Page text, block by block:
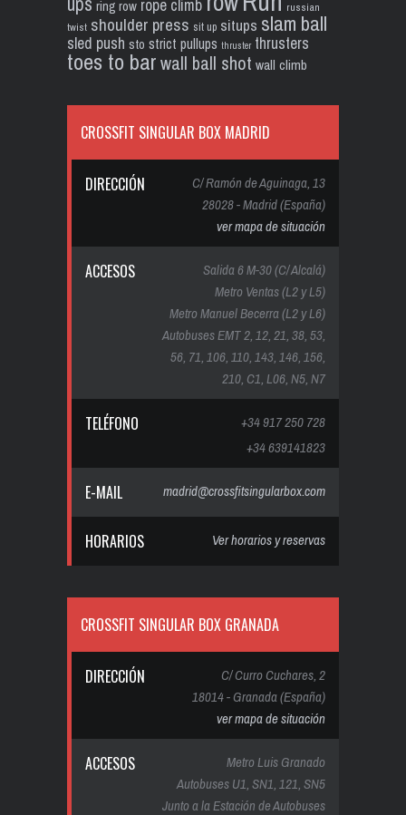
ring row rope climb
russian
twist shoulder press sit up situps slam ball
sled push sto strict pullups thruster thrusters
toes to barwall ball shot wall climb
CROSSFIT SINGULAR BOX MADRID
DIRECCIÓN
C/ Ramón de Aguinaga, 13
28028 - Madrid (España)
ver mapa de situación
ACCESOS
Salida 6 M-30 (C/ Alcalá)
Metro Ventas (L2 y L5)
Metro Manuel Becerra (L2 y L6)
Autobuses EMT 2, 12, 21, 38, 53,
56, 71, 106, 110, 143, 146, 156,
210, C1, L06, N5, N7
TELÉFONO
+34 917 250 728
+34 639141823
E-MAIL madrid@crossfitsingularbox.com
HORARIOS Ver horarios y reservas
CROSSFIT SINGULAR BOX GRANADA
DIRECCIÓN
C/ Curro Cuchares, 2
18014 - Granada (España)
ver mapa de situación
ACCESOS
Metro Luis Granado
Autobuses U1, SN1, 121, SN5
Junto a la Estación de Autobuses